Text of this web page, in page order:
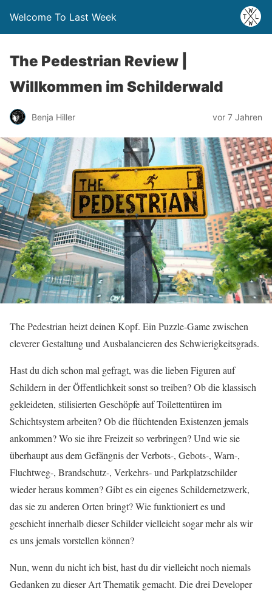
Welcome To Last Week
The Pedestrian Review |
Willkommen im Schilderwald
Benja Hiller vor 7 Jahren
The Pedestrian heizt deinen Kopf. Ein Puzzle-Game zwischen
cleverer Gestaltung und Ausbalancieren des Schwierigkeitsgrads.
Hast du dich schon mal gefragt, was die lieben Figuren auf
Schildern in der Öffentlichkeit sonst so treiben? Ob die klassisch
gekleideten, stilisierten Geschöpfe auf Toilettentüren im
Schichtsystem arbeiten? Ob die flüchtenden Existenzen jemals
ankommen? Wo sie ihre Freizeit so verbringen? Und wie sie
überhaupt aus dem Gefängnis der Verbots-, Gebots-, Warn-,
Fluchtweg-, Brandschutz-, Verkehrs- und Parkplatzschilder
wieder heraus kommen? Gibt es ein eigenes Schildernetzwerk,
das sie zu anderen Orten bringt? Wie funktioniert es und
geschieht innerhalb dieser Schilder vielleicht sogar mehr als wir
es uns jemals vorstellen können?
Nun, wenn du nicht ich bist, hast du dir vielleicht noch niemals
Gedanken zu dieser Art Thematik gemacht. Die drei Developer